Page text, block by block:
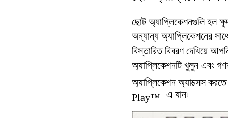
ছোট অ্যাপ্লিকেশনগুলি হল
অন্যান্য অ্যাপ্লিকেশনের
বিস্তারিত বিবরণ দেখিয়ে
অ্যাপ্লিকেশনটি খুলুন এবং
অ্যাপ্লিকেশন অ্যাক্সেস
Play™ এ যান৷